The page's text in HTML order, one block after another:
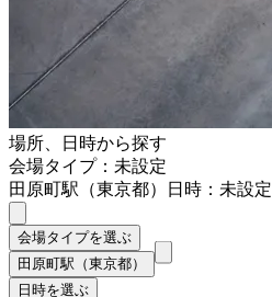
場所、日時から探す
会場タイプ：未設定
田原町駅（東京都）
日時：未設定
会場タイプを選ぶ
田原町駅（東京都）
日時を選ぶ